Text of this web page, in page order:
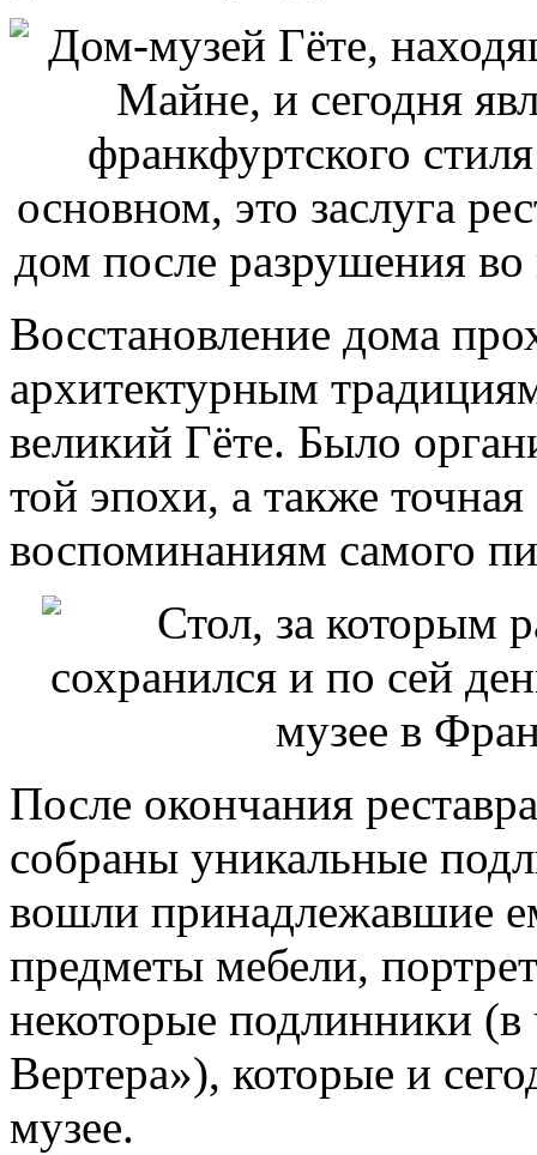
Восстановление дома
архитектурным
великий Гёте. Было
той эпохи, а также
воспоминаниям самого
После окончания
собраны уникальные
вошли принадлежавшие
предметы мебели,
некоторые подлинники
Вертера»), которые и
музее.